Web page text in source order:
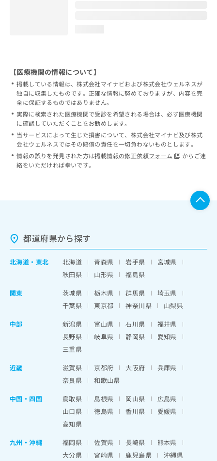
【医療機関の情報について】
掲載している情報は、株式会社マイナビおよび株式会社ウェルネスが
独自に収集したものです。正確な情報に努めておりますが、内容を完
全に保証するものではありません。
実際に検索された医療機関で受診を希望される場合は、必ず医療機関
に確認していただくことをお勧めします。
当サービスによって生じた損害について、株式会社マイナビ及び株式
会社ウェルネスではその賠償の責任を一切負わないものとします。
情報の誤りを発見された方は掲載情報の修正依頼フォーム
からご連
絡をいただければ幸いです。
都道府県から探す
北海道 ・ 東北 北海道 青森県 岩手県
宮城県
秋田県
山形県
福島県
関東
茨城県 栃木県 群馬県
埼玉県
千葉県
東京都 神奈川県
山梨県
中部
新潟県 富山県 石川県
福井県
長野県
岐阜県 静岡県
愛知県
三重県
近畿
滋賀県 京都府 大阪府
兵庫県
奈良県
和歌山県
中国・四国
鳥取県 島根県 岡山県
広島県
山口県
徳島県 香川県
愛媛県
高知県
九州・沖縄
福岡県 佐賀県 長崎県
熊本県
大分県
宮崎県 鹿児島県 沖縄県